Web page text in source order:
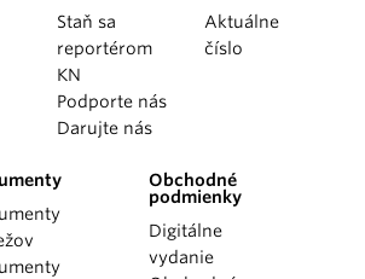
Staň sa
reportérom
KN
Podporte nás
Darujte nás
Aktuálne
číslo
Obchodné
podmienky
Digitálne
vydanie